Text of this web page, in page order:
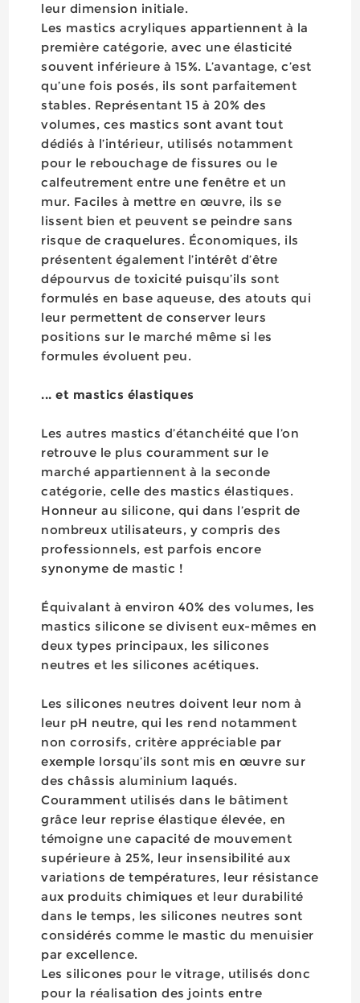
leur dimension initiale.
Les mastics acryliques appartiennent à la
première catégorie, avec une élasticité
souvent inférieure à 15%. L’avantage, c’est
qu’une fois posés, ils sont parfaitement
stables. Représentant 15 à 20% des
volumes, ces mastics sont avant tout
dédiés à l’intérieur, utilisés notamment
pour le rebouchage de fissures ou le
calfeutrement entre une fenêtre et un
mur. Faciles à mettre en œuvre, ils se
lissent bien et peuvent se peindre sans
risque de craquelures. Économiques, ils
présentent également l’intérêt d’être
dépourvus de toxicité puisqu’ils sont
formulés en base aqueuse, des atouts qui
leur permettent de conserver leurs
positions sur le marché même si les
formules évoluent peu.
... et mastics élastiques
Les autres mastics d’étanchéité que l’on
retrouve le plus couramment sur le
marché appartiennent à la seconde
catégorie, celle des mastics élastiques.
Honneur au silicone, qui dans l’esprit de
nombreux utilisateurs, y compris des
professionnels, est parfois encore
synonyme de mastic !
Équivalant à environ 40% des volumes, les
mastics silicone se divisent eux-mêmes en
deux types principaux, les silicones
neutres et les silicones acétiques.
Les silicones neutres doivent leur nom à
leur pH neutre, qui les rend notamment
non corrosifs, critère appréciable par
exemple lorsqu’ils sont mis en œuvre sur
des châssis aluminium laqués.
Couramment utilisés dans le bâtiment
grâce leur reprise élastique élevée, en
témoigne une capacité de mouvement
supérieure à 25%, leur insensibilité aux
variations de températures, leur résistance
aux produits chimiques et leur durabilité
dans le temps, les silicones neutres sont
considérés comme le mastic du menuisier
par excellence.
Les silicones pour le vitrage, utilisés donc
pour la réalisation des joints entre